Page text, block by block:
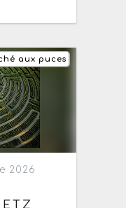
aux puces
2026